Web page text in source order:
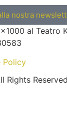
nostra
al Teatro
Policy
Rights Reserved